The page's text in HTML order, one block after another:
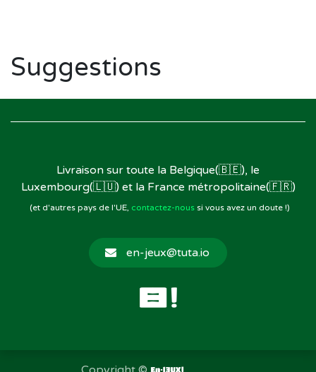
Suggestions
Livraison sur toute la Belgique(🇧🇪), le
Luxembourg(🇱🇺) et la France métropolitaine(🇫🇷)
(et d'autres pays de l'UE, contactez-noussi vous avez un doute !)
en-jeux@tuta.io